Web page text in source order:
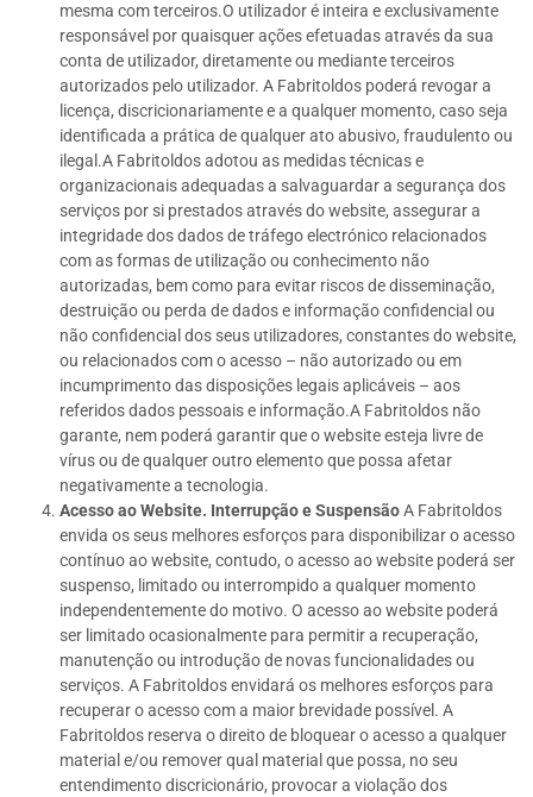
mesma com terceiros.O utilizador é inteira e exclusivamente
responsável por quaisquer ações efetuadas através da sua
conta de utilizador, diretamente ou mediante terceiros
autorizados pelo utilizador. A Fabritoldos poderá revogar a
licença, discricionariamente e a qualquer momento, caso seja
identificada a prática de qualquer ato abusivo, fraudulento ou
ilegal.A Fabritoldos adotou as medidas técnicas e
organizacionais adequadas a salvaguardar a segurança dos
serviços por si prestados através do website, assegurar a
integridade dos dados de tráfego electrónico relacionados
com as formas de utilização ou conhecimento não
autorizadas, bem como para evitar riscos de disseminação,
destruição ou perda de dados e informação confidencial ou
não confidencial dos seus utilizadores, constantes do website,
ou relacionados com o acesso – não autorizado ou em
incumprimento das disposições legais aplicáveis – aos
referidos dados pessoais e informação.A Fabritoldos não
garante, nem poderá garantir que o website esteja livre de
vírus ou de qualquer outro elemento que possa afetar
negativamente a tecnologia.
Acesso ao Website. Interrupção e SuspensãoA Fabritoldos
envida os seus melhores esforços para disponibilizar o acesso
contínuo ao website, contudo, o acesso ao website poderá ser
suspenso, limitado ou interrompido a qualquer momento
independentemente do motivo. O acesso ao website poderá
ser limitado ocasionalmente para permitir a recuperação,
manutenção ou introdução de novas funcionalidades ou
serviços. A Fabritoldos envidará os melhores esforços para
recuperar o acesso com a maior brevidade possível. A
Fabritoldos reserva o direito de bloquear o acesso a qualquer
material e/ou remover qual material que possa, no seu
entendimento discricionário, provocar a violação dos